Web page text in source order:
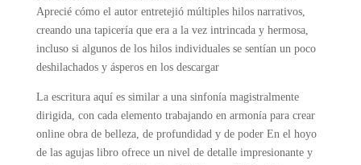
Aprecié cómo el autor entretejió múltiples hilos narrativos,
creando una tapicería que era a la vez intrincada y hermosa,
incluso si algunos de los hilos individuales se sentían un poco
deshilachados y ásperos en los descargar
La escritura aquí es similar a una sinfonía magistralmente
dirigida, con cada elemento trabajando en armonía para crear
online obra de belleza, de profundidad y de poder En el hoyo
de las agujas libro ofrece un nivel de detalle impresionante y